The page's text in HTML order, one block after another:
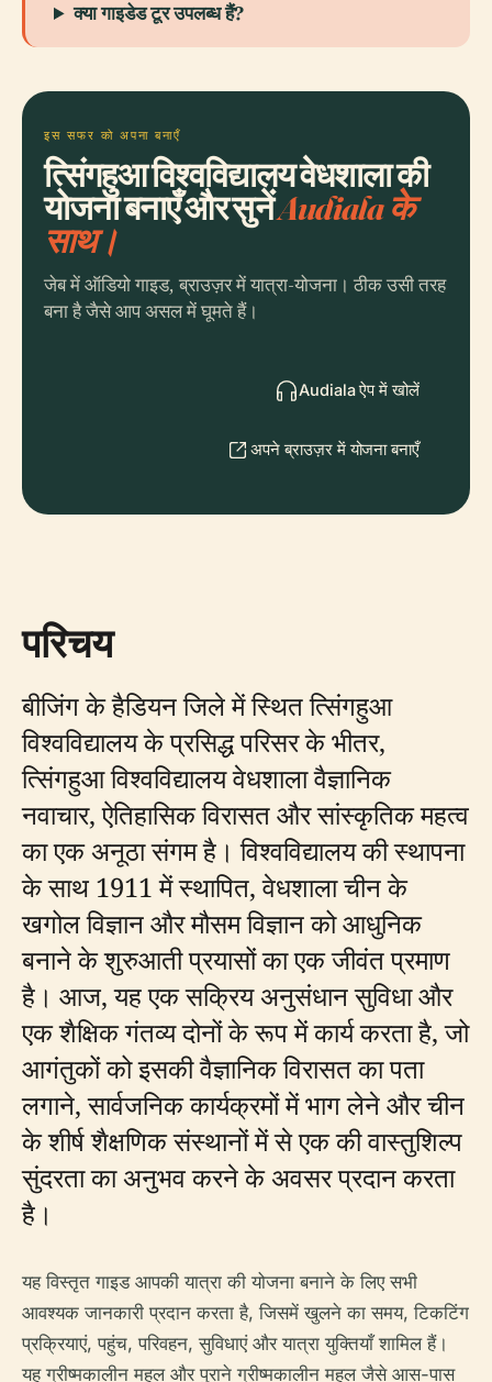
क्या गाइडेड टूर उपलब्ध हैं?
इस सफर को अपना बनाएँ
त्सिंगहुआ विश्वविद्यालय वेधशाला की
योजना बनाएँ और सुनेंAudiala के
साथ।
जेब में ऑडियो गाइड, ब्राउज़र में यात्रा-योजना। ठीक उसी तरह
बना है जैसे आप असल में घूमते हैं।
Audiala ऐप में खोलें
अपने ब्राउज़र में योजना बनाएँ
परिचय
बीजिंग के हैडियन जिले में स्थित त्सिंगहुआ
विश्वविद्यालय के प्रसिद्ध परिसर के भीतर,
त्सिंगहुआ विश्वविद्यालय वेधशाला वैज्ञानिक
नवाचार, ऐतिहासिक विरासत और सांस्कृतिक महत्व
का एक अनूठा संगम है। विश्वविद्यालय की स्थापना
के साथ 1911 में स्थापित, वेधशाला चीन के
खगोल विज्ञान और मौसम विज्ञान को आधुनिक
बनाने के शुरुआती प्रयासों का एक जीवंत प्रमाण
है। आज, यह एक सक्रिय अनुसंधान सुविधा और
एक शैक्षिक गंतव्य दोनों के रूप में कार्य करता है, जो
आगंतुकों को इसकी वैज्ञानिक विरासत का पता
लगाने, सार्वजनिक कार्यक्रमों में भाग लेने और चीन
के शीर्ष शैक्षणिक संस्थानों में से एक की वास्तुशिल्प
सुंदरता का अनुभव करने के अवसर प्रदान करता
है।
यह विस्तृत गाइड आपकी यात्रा की योजना बनाने के लिए सभी
आवश्यक जानकारी प्रदान करता है, जिसमें खुलने का समय, टिकटिंग
प्रक्रियाएं, पहुंच, परिवहन, सुविधाएं और यात्रा युक्तियाँ शामिल हैं।
यह ग्रीष्मकालीन महल और पुराने ग्रीष्मकालीन महल जैसे आस-पास